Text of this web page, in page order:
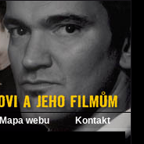
Mapa webu Kontakt